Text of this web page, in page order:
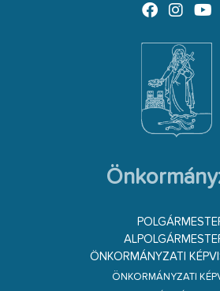
ÖNKORMÁNYZATI
ÖNKORMÁNYZATI